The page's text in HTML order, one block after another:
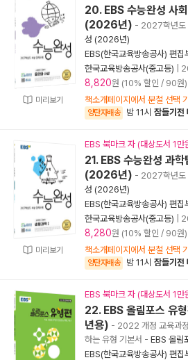
미리보기
20. EBS 수능완성 사
(2026년) - 2027학년도
성 (2026년)
EBS(한국교육방송공사) 편집
한국교육방송공사(중고등)
8,820원 (10% 할인 / 90원)
책소개페이지에서 분철 선택
양탄자배송 밤 11시 잠들기전
미리보기
EBS 북마크 자 (대상도서 1만
21. EBS 수능완성 과
(2026년) - 2027학년도
성 (2026년)
EBS(한국교육방송공사) 편집
한국교육방송공사(중고등)
8,280원 (10% 할인 / 90원)
책소개페이지에서 분철 선택
양탄자배송 밤 11시 잠들기전
EBS 북마크 자 (대상도서 1만
22. EBS 올림포스 유
년용) - 2022 개정 교육과정
하는 유형 기본서 - EBS 올림
EBS(한국교육방송공사) 편집